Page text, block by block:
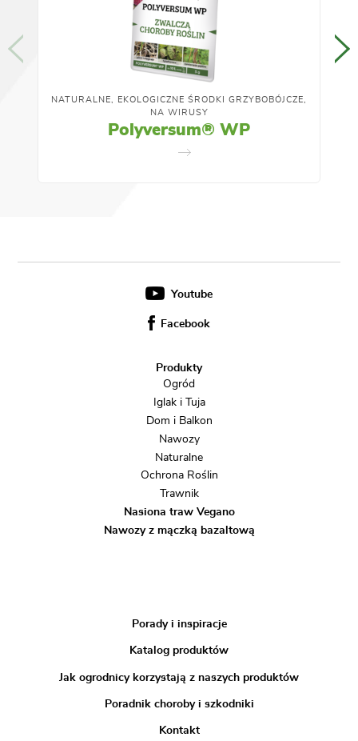
NATURALNE, EKOLOGICZNE ŚRODKI GRZYBOBÓJCZE,
NA WIRUSY
Polyversum® WP
Youtube
Facebook
Produkty
Ogród
Iglak i Tuja
Dom i Balkon
Nawozy
Naturalne
Ochrona Roślin
Trawnik
Nasiona traw Vegano
Nawozy z mączką bazaltową
Porady i inspiracje
Katalog produktów
Jak ogrodnicy korzystają z naszych produktów
Poradnik choroby i szkodniki
Kontakt